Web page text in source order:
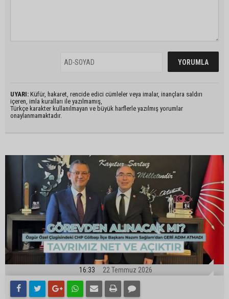
UYARI: Küfür, hakaret, rencide edici cümleler veya imalar, inançlara saldırı
içeren, imla kuralları ile yazılmamış,
Türkçe karakter kullanılmayan ve büyük harflerle yazılmış yorumlar
onaylanmamaktadır.
16:33 22 Temmuz 2026